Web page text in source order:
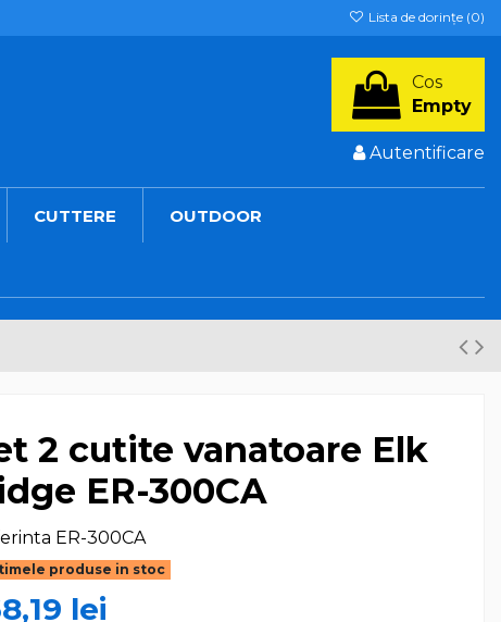
Lista de dorințe (0)
Cos
Empty
Autentificare
CUTTERE OUTDOOR
2 cutite vanatoare Elk
ER-300CA
ER-300CA
produse in stoc
lei